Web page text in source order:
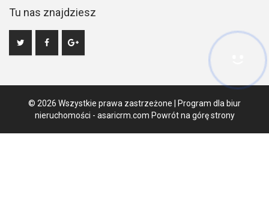
Tu nas znajdziesz
© 2026 Wszystkie prawa zastrzeżone | Program dla biur
nieruchomości - asaricrm.com Powrót na górę strony